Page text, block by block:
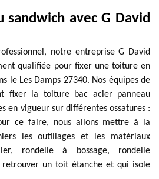
sandwich avec G David
notre entreprise G David
qualifiée pour fixer une toiture en
le Les Damps 27340. Nos équipes de
fixer la toiture bac acier panneau
en vigueur sur différentes ossatures :
ce faire, nous allons mettre à la
les outillages et les matériaux
rondelle à bossage, rondelle
retrouver un toit étanche et qui isole